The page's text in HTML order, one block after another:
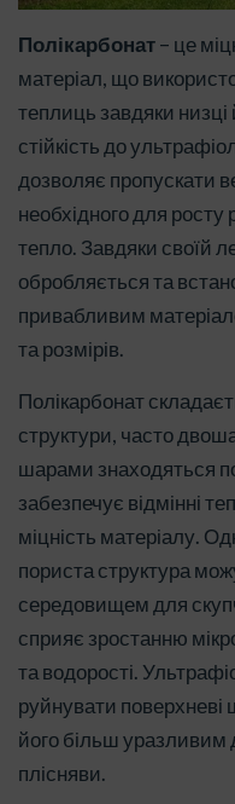
Полікарбонат– це
матеріал, що
теплиць завдяки низці
стійкість до
дозволяє пропускати
необхідного для
тепло. Завдяки своїй
обробляється та
привабливим
та розмірів.
Полікарбонат
структури, часто
шарами знаходяться
забезпечує відмінні
міцність матеріалу.
пориста структура
середовищем для
сприяє зростанню
та водорості.
руйнувати поверхневі
його більш уразливим
плісняви.